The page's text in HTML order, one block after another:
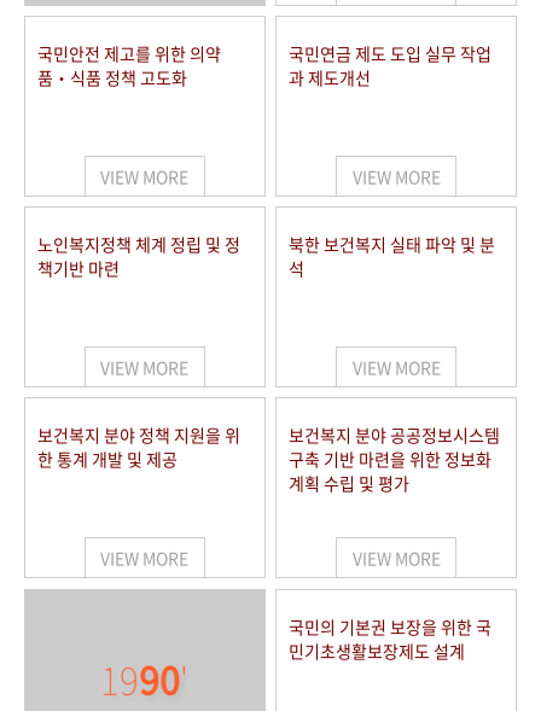
국민안전 제고를 위한 의약
품‧식품 정책 고도화
VIEW MORE
국민연금 제도 도입 실무 작업
과 제도개선
VIEW MORE
노인복지정책 체계 정립 및 정
책기반 마련
VIEW MORE
북한 보건복지 실태 파악 및 분
석
VIEW MORE
보건복지 분야 정책 지원을 위
한 통계 개발 및 제공
VIEW MORE
보건복지 분야 공공정보시스템
구축 기반 마련을 위한 정보화
계획 수립 및 평가
VIEW MORE
1990'
국민의 기본권 보장을 위한 국
민기초생활보장제도 설계